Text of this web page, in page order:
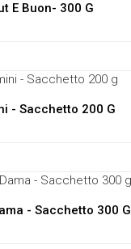
E Buon- 300 G
- Sacchetto 200 G
- Sacchetto 300 G